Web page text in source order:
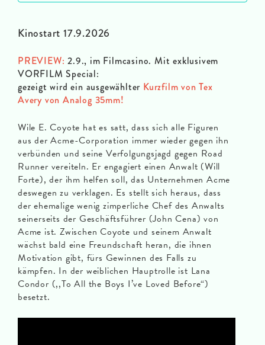
Kinostart 17.9.2026
PREVIEW: 2.9., im Filmcasino. Mit exklusivem
VORFILM Special:
gezeigt wird ein ausgewählter Kurzfilm von Tex
Avery von Analog 35mm!
Wile E. Coyote hat es satt, dass sich alle Figuren
aus der Acme-Corporation immer wieder gegen ihn
verbünden und seine Verfolgungsjagd gegen Road
Runner vereiteln. Er engagiert einen Anwalt (Will
Forte), der ihm helfen soll, das Unternehmen Acme
deswegen zu verklagen. Es stellt sich heraus, dass
der ehemalige wenig zimperliche Chef des Anwalts
seinerseits der Geschäftsführer (John Cena) von
Acme ist. Zwischen Coyote und seinem Anwalt
wächst bald eine Freundschaft heran, die ihnen
Motivation gibt, fürs Gewinnen des Falls zu
kämpfen. In der weiblichen Hauptrolle ist Lana
Condor (,,To All the Boys I’ve Loved Before“)
besetzt.